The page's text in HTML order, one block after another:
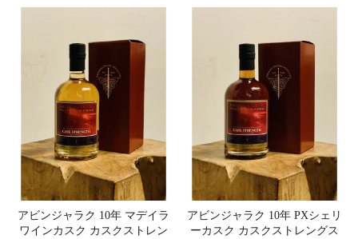
アビンジャラク 10年 マデイラ
ワインカスク カスクストレン
アビンジャラク 10年 PXシェリ
ーカスク カスクストレングス